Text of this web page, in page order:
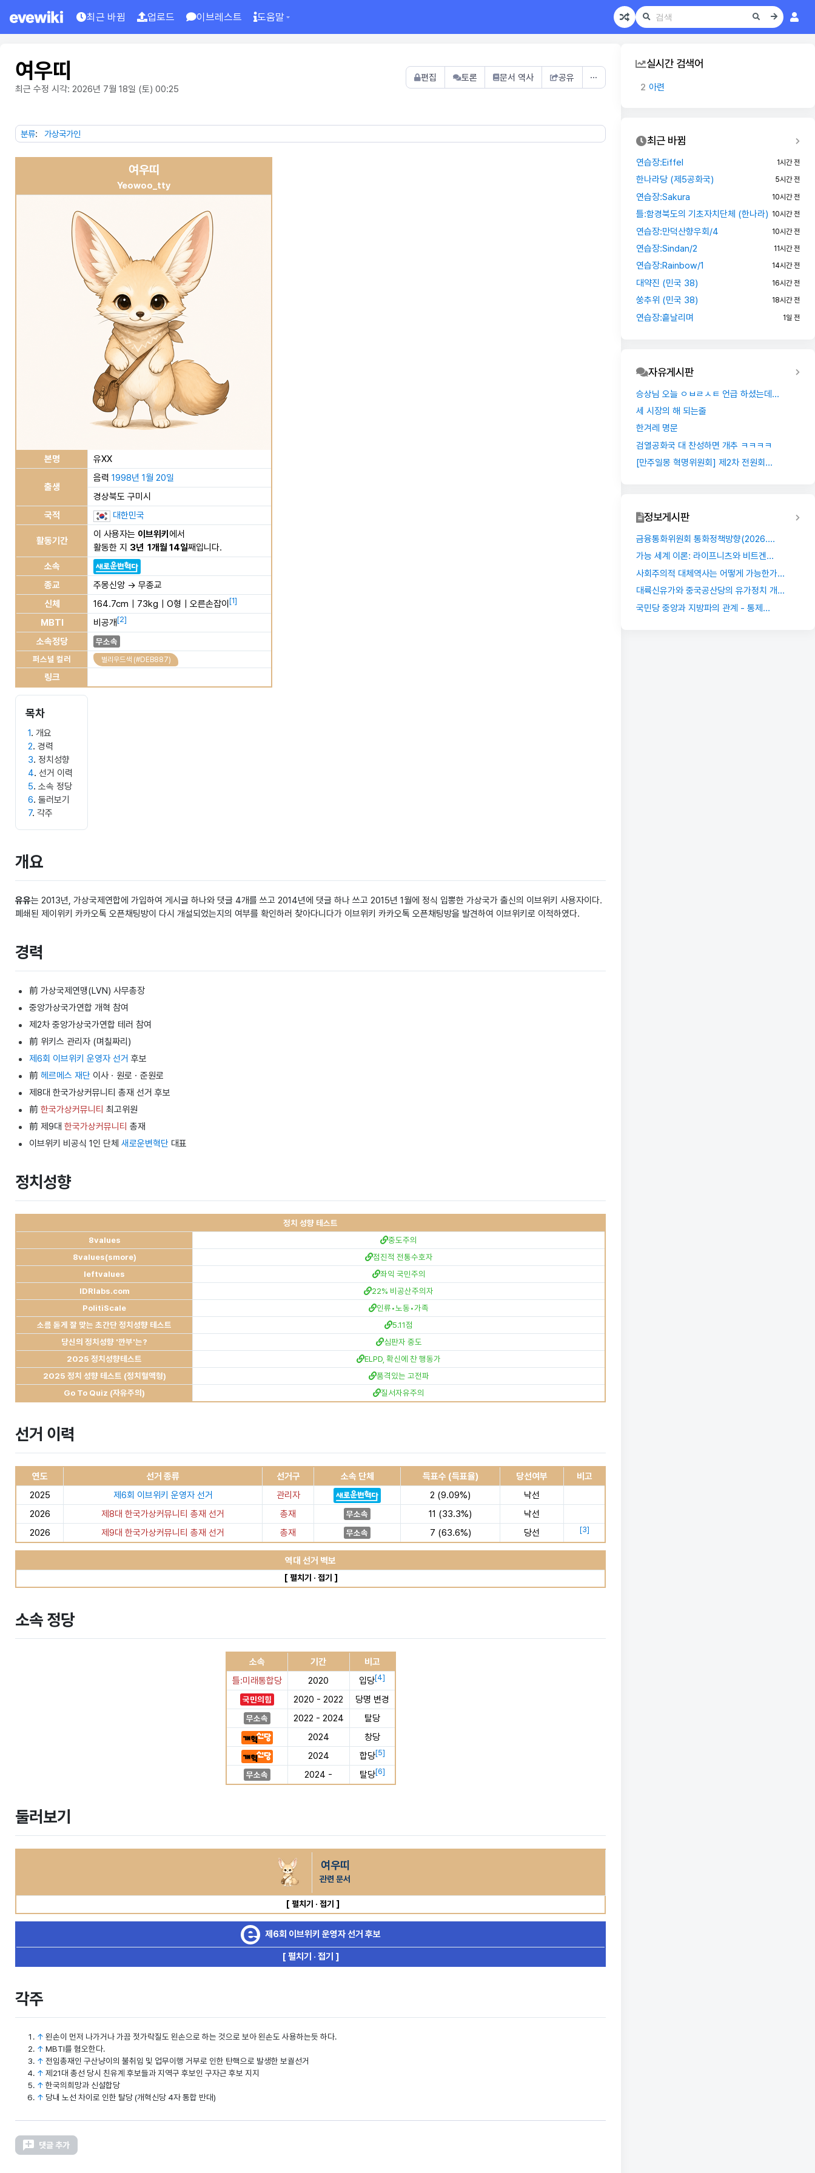
최근 바뀜 업로드 이브레스트 도움말
여우띠
최근 수정 시각: 2026년 7월 18일 (토) 00:25
편집 토론 문서 역사 공유 ⋯
분류: 가상국가인
여우띠
Yeowoo_tty
본명 유XX
출생
음력 1998년 1월 20일
경상북도 구미시
국적
대한민국
활동기간
이 사용자는 이브위키 에서
활동한 지 3년 1개월 14일째입니다.
소속
종교
주몽신앙 → 무종교
신체
164.7cm｜73kg｜O형｜오른손잡이 [1]
MBTI 비공개[2]
소속정당
무소속
퍼스널 컬러
벌리우드색 (#DEB887)
링크
목차
1 개요
2 경력
3 정치성향
4 선거 이력
5 소속 정당
6 둘러보기
7 각주
개요
유유는 2013년, 가상국제연합에 가입하여 게시글 하나와 댓글 4개를 쓰고 2014년에 댓글 하나 쓰고 2015년 1월에 정식 입뽕한 가상국가 출신의 이브위키 사용자이다.
폐쇄된 제이위키 카카오톡 오픈채팅방이 다시 개설되었는지의 여부를 확인하러 찾아다니다가 이브위키 카카오톡 오픈채팅방을 발견하여 이브위키로 이적하였다.
경력
前 가상국제연맹(LVN) 사무총장
중앙가상국가연합 개혁 참여
제2차 중앙가상국가연합 테러 참여
前 위키스 관리자 (며칠짜리)
제6회 이브위키 운영자 선거 후보
前 헤르메스 재단이사ㆍ원로ㆍ준원로
제8대 한국가상커뮤니티 총재 선거 후보
前 한국가상커뮤니티 최고위원
前 제9대 한국가상커뮤니티 총재
이브위키 비공식 1인 단체 새로운변혁단대표
정치성향
정치 성향 테스트
8values
중도주의
8values(smore)
점진적 전통수호자
leftvalues
좌익 국민주의
IDRlabs.com
22% 비공산주의자
PolitiScale
인류•노동•가족
소름 돋게 잘 맞는 초간단 정치성향 테스트
5.11점
당신의 정치성향 '깐부'는?
심판자 중도
2025 정치성향테스트
ELPD, 확신에 찬 행동가
2025 정치 성향 테스트 (정치혈액형)
품격있는 고전파
Go To Quiz (자유주의)
질서자유주의
선거 이력
연도 선거 종류 선거구 소속 단체 득표수 (득표율) 당선여부
비고
2025
제6회 이브위키 운영자 선거 관리자 2 (9.09%)
낙선
2026
제8대 한국가상커뮤니티 총재 선거 총재 무소속 11 (33.3%)
낙선
2026
제9대 한국가상커뮤니티 총재 선거 총재 무소속 7 (63.6%) 당선 [3]
역대 선거 벽보
[ 펼치기 · 접기 ]
소속 정당
소속 기간
비고
틀:미래통합당
2020 입당[4]
국민의힘 2020 - 2022 당명 변경
무소속 2022 - 2024
탈당
2024
창당
2024
합당[5]
무소속 2024 - 탈당[6]
둘러보기
여우띠
관련 문서
[ 펼치기 · 접기 ]
제6회 이브위키 운영자 선거 후보
[ 펼치기 · 접기 ]
각주
↑ 왼손이 먼저 나가거나 가끔 젓가락질도 왼손으로 하는 것으로 보아 왼손도 사용하는듯 하다.
↑ MBTI를 혐오한다.
↑ 전임총재인 구산냥이의 불취임 및 업무이행 거부로 인한 탄핵으로 발생한 보궐선거
↑ 제21대 총선 당시 친유계 후보들과 지역구 후보인 구자근 후보 지지
↑ 한국의희망과 신설합당
↑ 당내 노선 차이로 인한 탈당 (개혁신당 4자 통합 반대)
댓글 추가
실시간 검색어
1 월본
2 아련
5 틀:인용문2
시나노 그룹
최근 바뀜
연습장:Eiffel 1시간 전
한나라당 (제5공화국) 5시간 전
연습장:Sakura 10시간 전
틀:함경북도의 기초자치단체 (한나라) 10시간 전
연습장:만덕산향우회/4 10시간 전
연습장:Sindan/2 11시간 전
연습장:Rainbow/1 14시간 전
대약진 (민국 38) 16시간 전
쑹추위 (민국 38) 18시간 전
연습장:흩날리며 1일 전
자유게시판
승상님 오늘 ㅇㅂㄹㅅㅌ 언급 하셨는데...
세 시장의 해 되는줄
한겨레 명문
검열공화국 대 찬성하면 개추 ㅋㅋㅋㅋ
[만주일몽 혁명위원회] 제2차 전원회...
정보게시판
금융통화위원회 통화정책방향(2026....
가능 세계 이론: 라이프니츠와 비트겐...
사회주의적 대체역사는 어떻게 가능한가...
대륙신유가와 중국공산당의 유가정치 개...
국민당 중앙과 지방파의 관계 - 통제...